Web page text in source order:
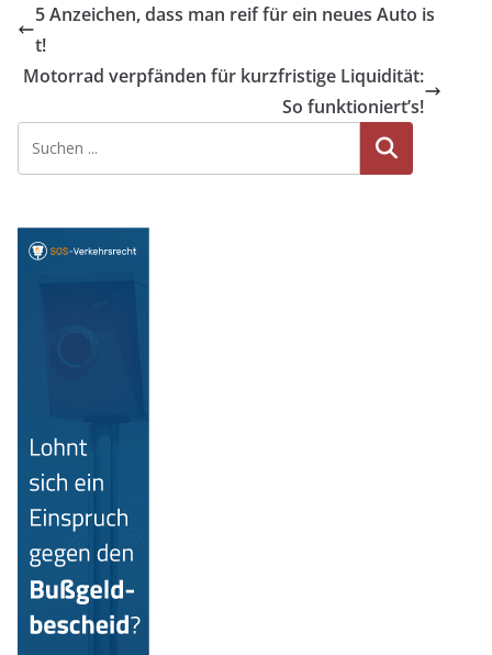
5 Anzeichen, dass man reif für ein neues Auto is
t!
Motorrad verpfänden für kurzfristige Liquidität:
So funktioniert’s!
Suche